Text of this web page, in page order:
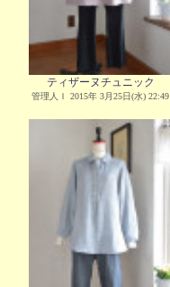
ティザーヌチュニック
管理人Ｉ 2015年 3月25日(水) 22:49